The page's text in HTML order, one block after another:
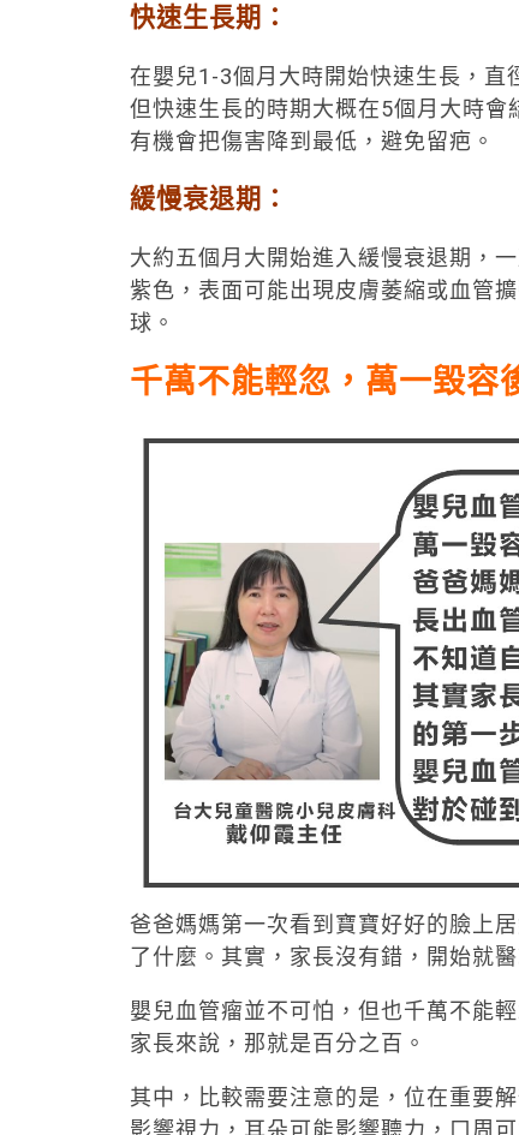
快速生長期：
在嬰兒1-3個月大時開始快速生長，直
但快速生長的時期大概在5個月大時
有機會把傷害降到最低，避免留疤。
緩慢衰退期：
大約五個月大開始進入緩慢衰退期，
紫色，表面可能出現皮膚萎縮或血管
球。
千萬不能輕忽，萬一毀容
爸爸媽媽第一次看到寶寶好好的臉上
了什麼。其實，家長沒有錯，開始就
嬰兒血管瘤並不可怕，但也千萬不能
家長來說，那就是百分之百。
其中，比較需要注意的是，位在重要
影響視力，耳朵可能影響聽力，口周